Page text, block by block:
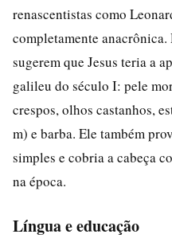
renascentistas como
completamente
sugerem que Jesus teria a
galileu do século I: pele
crespos, olhos castanhos,
m) e barba. Ele também
simples e cobria a cabeça
na época.
Língua e educação